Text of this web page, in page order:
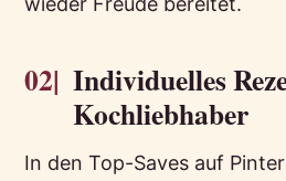
02| Individuelles
Kochliebhaber
In den Top-Saves auf